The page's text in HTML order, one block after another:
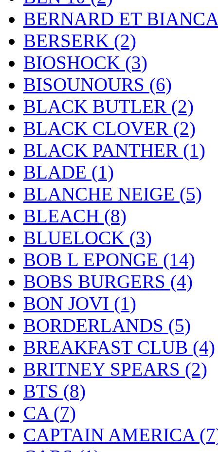
BERNARD ET
BERSERK (2)
BIOSHOCK (3)
BISOUNOURS (6)
BLACK BUTLER (2)
BLACK CLOVER (2)
BLACK PANTHER (1)
BLADE (1)
BLANCHE NEIGE (5)
BLEACH (8)
BLUELOCK (3)
BOB L EPONGE (14)
BOBS BURGERS (4)
BON JOVI (1)
BORDERLANDS (5)
BREAKFAST CLUB (4)
BRITNEY SPEARS (2)
BTS (8)
CA (7)
CAPTAIN AMERICA